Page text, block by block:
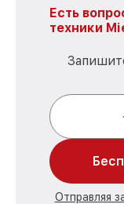
Есть
техники
Отправляя